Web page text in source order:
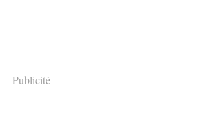
Publicité